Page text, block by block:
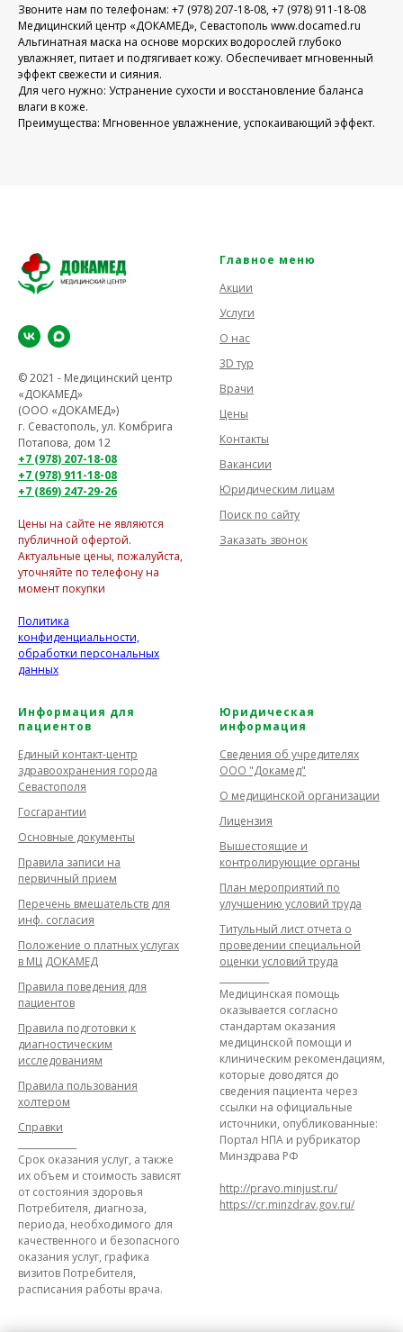
Звоните нам по телефонам: +7 (978) 207-18-08, +7 (978) 911-18-08
Медицинский центр «ДОКАМЕД», Севастополь www.docamed.ru
Альгинатная маска на основе морских водорослей глубоко
увлажняет, питает и подтягивает кожу. Обеспечивает мгновенный
эффект свежести и сияния.
Для чего нужно: Устранение сухости и восстановление баланса
влаги в коже.
Преимущества: Мгновенное увлажнение, успокаивающий эффект.
© 2021 - Медицинский центр
«ДОКАМЕД»
(ООО «ДОКАМЕД»)
г. Севастополь, ул. Комбрига
Потапова, дом 12
+7 (978) 207-18-08
+7 (978) 911-18-08
+7 (869) 247-29-26
Цены на сайте не являются
публичной офертой.
Актуальные цены, пожалуйста,
уточняйте по телефону на
момент покупки
Политика
конфиденциальности,
обработки персональных
данных
Главное меню
Акции
Услуги
О нас
3D тур
Врачи
Цены
Контакты
Вакансии
Юридическим лицам
Поиск по сайту
Заказать звонок
Информация для
пациентов
Единый контакт-центр
здравоохранения города
Севастополя
Госгарантии
Основные документы
Правила записи на
первичный прием
Перечень вмешательств для
инф. согласия
Положение о платных услугах
в МЦ ДОКАМЕД
Правила поведения для
пациентов
Правила подготовки к
диагностическим
исследованиям
Правила пользования
холтером
Справки
Срок оказания услуг, а также
их объем и стоимость зависят
от состояния здоровья
Потребителя, диагноза,
периода, необходимого для
качественного и безопасного
оказания услуг, графика
визитов Потребителя,
расписания работы врача.
Юридическая
информация
Сведения об учредителях
ООО "Докамед"
О медицинской организации
Лицензия
Вышестоящие и
контролирующие органы
План мероприятий по
улучшению условий труда
Титульный лист отчета о
проведении специальной
оценки условий труда
Медицинская помощь
оказывается согласно
стандартам оказания
медицинской помощи и
клиническим рекомендациям,
которые доводятся до
сведения пациента через
ссылки на официальные
источники, опубликованные:
Портал НПА и рубрикатор
Минздрава РФ
http://pravo.minjust.ru/
https://cr.minzdrav.gov.ru/